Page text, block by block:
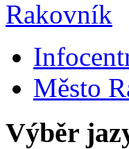
Město
Výběr